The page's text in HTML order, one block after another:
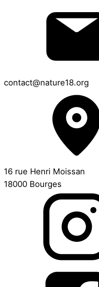
contact@nature18.org
16 rue Henri Moissan
18000 Bourges